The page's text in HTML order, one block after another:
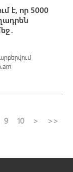
է, որ 5000
9 10 > >>